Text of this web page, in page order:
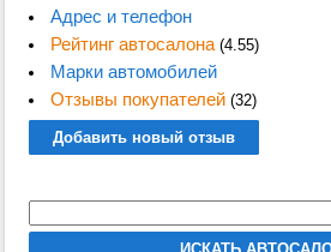
Адрес и телефон
Рейтинг автосалона(4.55)
Марки автомобилей
Отзывы покупателей(32)
Добавить новый отзыв